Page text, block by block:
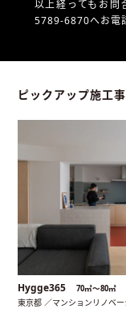
以上経ってもお
5789-6870へお電
ピックアップ施工
Hygge365 70㎡〜80㎡
東京都 ／マンションリノベー